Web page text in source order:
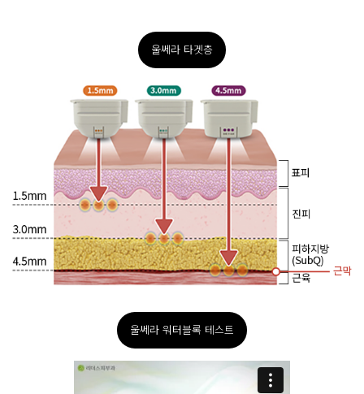
울쎄라 타겟층
울쎄라 워터블록 테스트